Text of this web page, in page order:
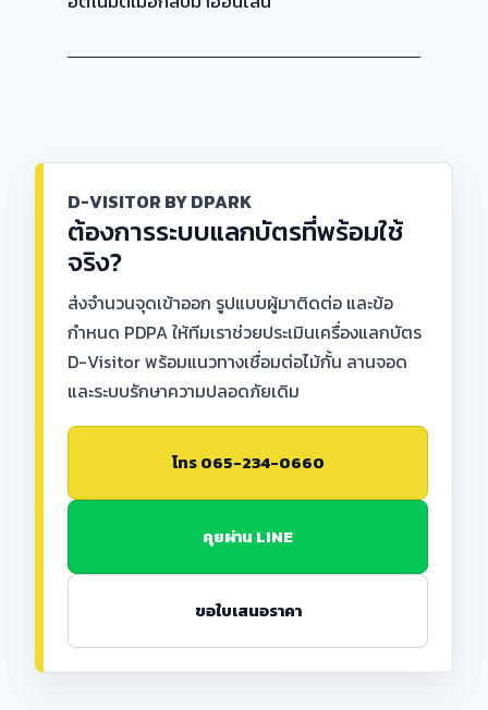
D-VISITOR BY DPARK
ต้องการระบบแลกบัตรที่พร้อมใช้
จริง?
ส่งจำนวนจุดเข้าออก รูปแบบผู้มาติดต่อ และข้อ
กำหนด PDPA ให้ทีมเราช่วยประเมินเครื่องแลกบัตร
D-Visitor พร้อมแนวทางเชื่อมต่อไม้กั้น ลานจอด
และระบบรักษาความปลอดภัยเดิม
โทร 065-234-0660
คุยผ่าน LINE
ขอใบเสนอราคา